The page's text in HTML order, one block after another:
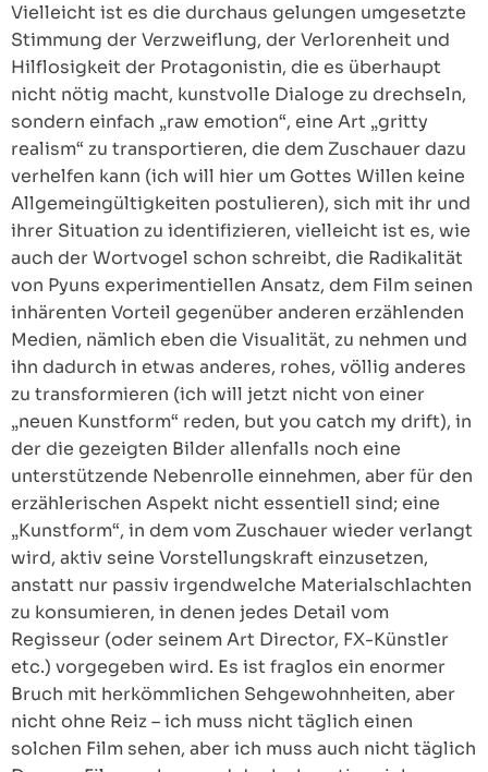
Vielleicht ist es die durchaus gelungen umgesetzte
Stimmung der Verzweiflung, der Verlorenheit und
Hilflosigkeit der Protagonistin, die es überhaupt
nicht nötig macht, kunstvolle Dialoge zu drechseln,
sondern einfach „raw emotion“, eine Art „gritty
realism“ zu transportieren, die dem Zuschauer dazu
verhelfen kann (ich will hier um Gottes Willen keine
Allgemeingültigkeiten postulieren), sich mit ihr und
ihrer Situation zu identifizieren, vielleicht ist es, wie
auch der Wortvogel schon schreibt, die Radikalität
von Pyuns experimentiellen Ansatz, dem Film seinen
inhärenten Vorteil gegenüber anderen erzählenden
Medien, nämlich eben die Visualität, zu nehmen und
ihn dadurch in etwas anderes, rohes, völlig anderes
zu transformieren (ich will jetzt nicht von einer
„neuen Kunstform“ reden, but you catch my drift), in
der die gezeigten Bilder allenfalls noch eine
unterstützende Nebenrolle einnehmen, aber für den
erzählerischen Aspekt nicht essentiell sind; eine
„Kunstform“, in dem vom Zuschauer wieder verlangt
wird, aktiv seine Vorstellungskraft einzusetzen,
anstatt nur passiv irgendwelche Materialschlachten
zu konsumieren, in denen jedes Detail vom
Regisseur (oder seinem Art Director, FX-Künstler
etc.) vorgegeben wird. Es ist fraglos ein enormer
Bruch mit herkömmlichen Sehgewohnheiten, aber
nicht ohne Reiz – ich muss nicht täglich einen
solchen Film sehen, aber ich muss auch nicht täglich